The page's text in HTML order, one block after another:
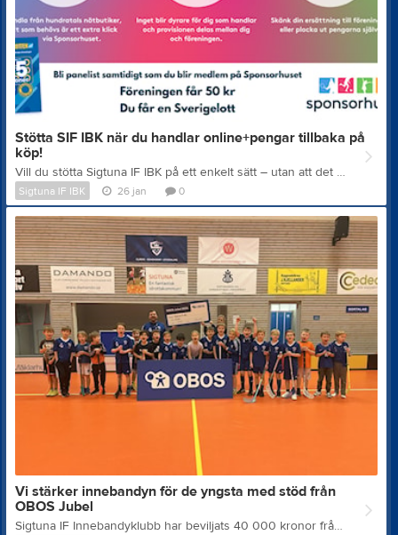
Stötta SIF IBK när du handlar online+pengar tillbaka på
köp!
Vill du stötta Sigtuna IF IBK på ett enkelt sätt – utan att det kostar dig något extra? Gå med i Sponsorhuset och börja stötta oss i vardagen när du handlar online hos över 650 välkända nätbutiker. Du får själv pengar tillbaka på dina köp, samtidigt som föreningen får viktiga intäkter. Just nu finns dessutom ett extra bra erbjudande för nya medlemmar: När du registrerar dig via Sponsorhuset och genomför din första undersökning får – föreningen 50 kr inom 24 timmar – du själv en Sverigelott inom 24 timmar som tack Det finns inga krav på fler undersökningar – det räcker med den första. Ett enkelt sätt att stötta Sigtuna IF IBK redan idag
Sigtuna IF IBK 26 jan 0
Vi stärker innebandyn för de yngsta med stöd från
OBOS Jubel
Sigtuna IF Innebandyklubb har beviljats 40 000 kronor från OBOS Jubel för att anpassa innebandyverksamheten så att fler av de yngsta barnen får möjlighet att spela och delta. Över 350 ansökningar kom in till OBOS Jubel och av dessa har vi tillsammans med 45 andra föreningar nyligen fått beskedet att vi har tilldelats pengar! Stödet ska gå till extra sargbitar så att planen kan delas av vid matcher och cuper för barn i åldern 6–9 år, bland annat inom Schyssta Cupen som spelas på grön nivå. Satsningen gör det möjligt för oss i klubben att arrangera fler matchtillfällen, utveckla prova-på-verksamhet i skolor och sänka tröskeln för nya barn att testa innebandy. – För de yngsta är rätt miljö avgörande för att det ska bli roligt och tryggt. Med stödet från OBOS Jubel kan vi skapa bättre förutsättningar för fler barn att hitta in i innebandyn – både i föreningen och i kommunen, säger Danne Revland, ordförande i Sigtuna IF IBK. Stödet kommer från OBOS Jubel, som stöttar idrott- och kulturinitiativ som bidrar till rörelseglädje och skapande. På bilden syns klubbens ordförande Danne Revland och kassör Anna-Clara Nord Ekerling med den stora checken från OBOS Jubel, omringade av några av Sigtuna IF IBKs alla spelare på grön nivå.